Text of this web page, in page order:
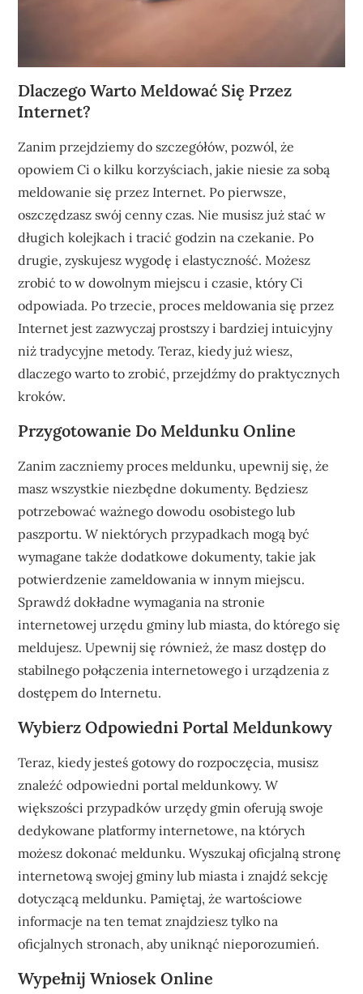
Dlaczego Warto Meldować Się Przez
Internet?
Zanim przejdziemy do szczegółów, pozwól, że
opowiem Ci o kilku korzyściach, jakie niesie za sobą
meldowanie się przez Internet. Po pierwsze,
oszczędzasz swój cenny czas. Nie musisz już stać w
długich kolejkach i tracić godzin na czekanie. Po
drugie, zyskujesz wygodę i elastyczność. Możesz
zrobić to w dowolnym miejscu i czasie, który Ci
odpowiada. Po trzecie, proces meldowania się przez
Internet jest zazwyczaj prostszy i bardziej intuicyjny
niż tradycyjne metody. Teraz, kiedy już wiesz,
dlaczego warto to zrobić, przejdźmy do praktycznych
kroków.
Przygotowanie Do Meldunku Online
Zanim zaczniemy proces meldunku, upewnij się, że
masz wszystkie niezbędne dokumenty. Będziesz
potrzebować ważnego dowodu osobistego lub
paszportu. W niektórych przypadkach mogą być
wymagane także dodatkowe dokumenty, takie jak
potwierdzenie zameldowania w innym miejscu.
Sprawdź dokładne wymagania na stronie
internetowej urzędu gminy lub miasta, do którego się
meldujesz. Upewnij się również, że masz dostęp do
stabilnego połączenia internetowego i urządzenia z
dostępem do Internetu.
Wybierz Odpowiedni Portal Meldunkowy
Teraz, kiedy jesteś gotowy do rozpoczęcia, musisz
znaleźć odpowiedni portal meldunkowy. W
większości przypadków urzędy gmin oferują swoje
dedykowane platformy internetowe, na których
możesz dokonać meldunku. Wyszukaj oficjalną stronę
internetową swojej gminy lub miasta i znajdź sekcję
dotyczącą meldunku. Pamiętaj, że wartościowe
informacje na ten temat znajdziesz tylko na
oficjalnych stronach, aby uniknąć nieporozumień.
Wypełnij Wniosek Online